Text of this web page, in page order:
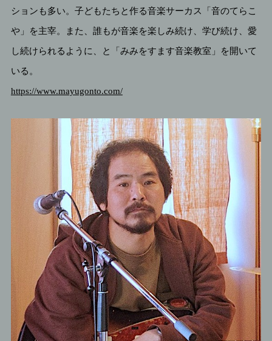
ションも多い。子どもたちと作る音楽サーカス「音のてらこ
や」を主宰。また、誰もが音楽を楽しみ続け、学び続け、愛
し続けられるように、と「みみをすます音楽教室」を開いて
いる。
https://www.mayugonto.com/